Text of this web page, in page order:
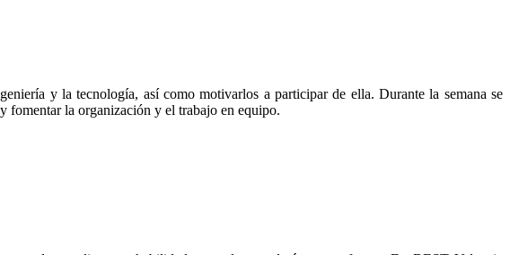
y la tecnología, así como motivarlos a participar de ella. Durante la semana se
fomentar la organización y el trabajo en equipo.